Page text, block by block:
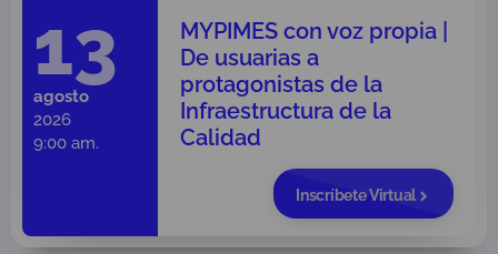
13
agosto
2026
9:00 am.
MYPIMES con voz propia |
De usuarias a
protagonistas de la
Infraestructura de la
Calidad
Inscríbete Virtual